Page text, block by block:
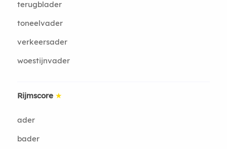
terugblader
toneelvader
verkeersader
woestijnvader
Rijmscore ★
ader
bader